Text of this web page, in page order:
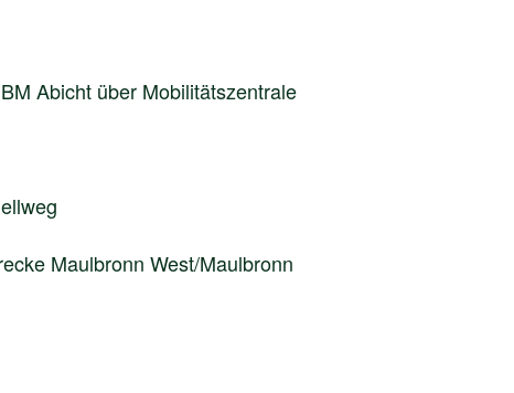
Abicht über Mobilitätszentrale
Maulbronn West/Maulbronn